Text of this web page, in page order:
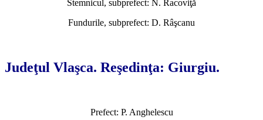
Stemnicul, subprefect: N. Racoviţă
Fundurile, subprefect: D. Râşcanu
Judeţul Vlaşca. Reşedinţa: Giurgiu.
Prefect: P. Anghelescu